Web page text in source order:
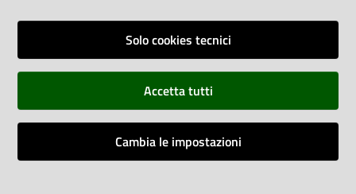
Fatturazione Elettronica
Richiesta Patrocinio
Dichiarazione di Accessibilità
Dati di Monitoraggio
Solo cookies tecnici
Accetta tutti
Cambia le impostazioni